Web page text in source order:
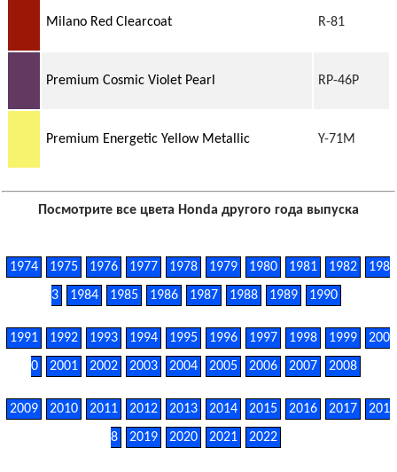
Milano Red Clearcoat R-81
Premium Cosmic Violet Pearl RP-46P
Premium Energetic Yellow Metallic Y-71M
Посмотрите все цвета Honda другого года выпуска
1974 1975 1976 1977 1978 1979 1980 1981 1982
198
3
1984 1985 1986 1987 1988 1989 1990
1991 1992 1993 1994 1995 1996 1997 1998 1999
200
0
2001 2002 2003 2004 2005 2006 2007 2008
2009 2010 2011 2012 2013 2014 2015 2016 2017
201
8
2019 2020 2021 2022